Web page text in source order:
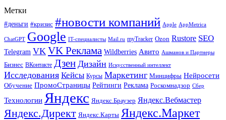
Метки
#деньги #кризис #новости компаний Apple AppMetrica
ChatGPT Google IT-специалисты Mail.ru myTracker Ozon Rustore SEO
Telegram VK VK Реклама Wildberries Авито Ашманов и Партнеры
Бизнес ВКонтакте Дзен Дизайн Искусственный интеллект
Исследования Кейсы Курсы Маркетинг Минцифры Нейросети
Обучение ПромоСтраницы Рейтинги Реклама Роскомнадзор Сбер
Технологии Яндекс Яндекс.Браузер Яндекс.Вебмастер
Яндекс.Директ Яндекс.Карты Яндекс.Маркет